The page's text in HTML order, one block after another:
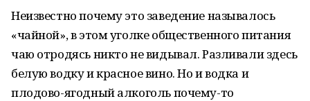
Неизвестно почему это заведение называлось
«чайной», в этом уголке общественного питания
чаю отродясь никто не видывал. Разливали здесь
белую водку и красное вино. Но и водка и
плодово-ягодный алкоголь почему-то